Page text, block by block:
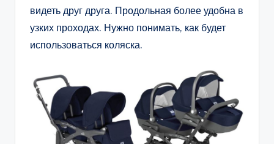
видеть друг друга. Продольная более удобна в
узких проходах. Нужно понимать, как будет
использоваться коляска.